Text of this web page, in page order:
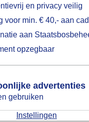
en privacy veilig
voor min. € 40,- aan
aan
opzegbaar
advertenties
gebruiken
Instellingen
je locatie
het weer?
nog geen akkoord
er zo een
waarin deze
gevraagd wordt.
toon de popup